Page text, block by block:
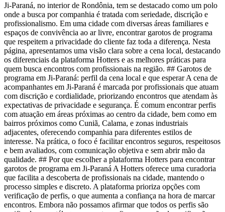
Ji-Paraná, no interior de Rondônia, tem se destacado como um polo
onde a busca por companhia é tratada com seriedade, discrição e
profissionalismo. Em uma cidade com diversas áreas familiares e
espaços de convivência ao ar livre, encontrar garotos de programa
que respeitem a privacidade do cliente faz toda a diferença. Nesta
página, apresentamos uma visão clara sobre a cena local, destacando
os diferenciais da plataforma Hotters e as melhores práticas para
quem busca encontros com profissionais na região. ## Garotos de
programa em Ji-Paraná: perfil da cena local e que esperar A cena de
acompanhantes em Ji-Paraná é marcada por profissionais que atuam
com discrição e cordialidade, priorizando encontros que atendam às
expectativas de privacidade e segurança. É comum encontrar perfis
com atuação em áreas próximas ao centro da cidade, bem como em
bairros próximos como Cuniã, Calama, e zonas industriais
adjacentes, oferecendo companhia para diferentes estilos de
interesse. Na prática, o foco é facilitar encontros seguros, respeitosos
e bem avaliados, com comunicação objetiva e sem abrir mão da
qualidade. ## Por que escolher a plataforma Hotters para encontrar
garotos de programa em Ji-Paraná A Hotters oferece uma curadoria
que facilita a descoberta de profissionais na cidade, mantendo o
processo simples e discreto. A plataforma prioriza opções com
verificação de perfis, o que aumenta a confiança na hora de marcar
encontros. Embora não possamos afirmar que todos os perfis são